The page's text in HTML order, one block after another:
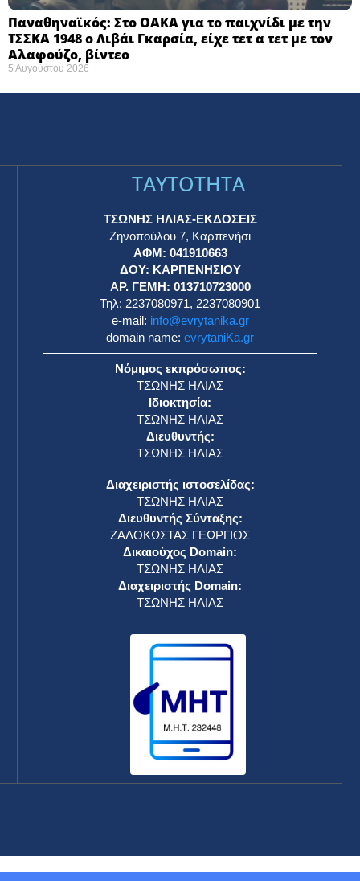
Παναθηναϊκός: Στο ΟΑΚΑ για το παιχνίδι με την
ΤΣΣΚΑ 1948 ο Λιβάι Γκαρσία, είχε τετ α τετ με τον
Αλαφούζο, βίντεο
5 Αυγούστου 2026
TAYTOTHTA
ΤΣΩΝΗΣ ΗΛΙΑΣ-ΕΚΔΟΣΕΙΣ
Ζηνοπούλου 7, Καρπενήσι
ΑΦΜ: 041910663
ΔΟΥ: ΚΑΡΠΕΝΗΣΙΟΥ
ΑΡ. ΓΕΜΗ: 013710723000
Τηλ: 2237080971, 2237080901
e-mail: info@evrytanika.gr
domain name: evrytaniKa.gr
Νόμιμος εκπρόσωπος:
ΤΣΩΝΗΣ ΗΛΙΑΣ
Ιδιοκτησία:
ΤΣΩΝΗΣ ΗΛΙΑΣ
Διευθυντής:
ΤΣΩΝΗΣ ΗΛΙΑΣ
Διαχειριστής ιστοσελίδας:
ΤΣΩΝΗΣ ΗΛΙΑΣ
Διευθυντής Σύνταξης:
ΖΑΛΟΚΩΣΤΑΣ ΓΕΩΡΓΙΟΣ
Δικαιούχος Domain:
ΤΣΩΝΗΣ ΗΛΙΑΣ
Διαχειριστής Domain:
ΤΣΩΝΗΣ ΗΛΙΑΣ